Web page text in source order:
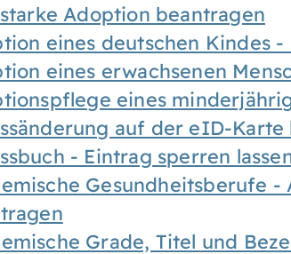
Adoption beantragen
eines deutschen Kindes
eines erwachsenen
eines
auf der eID-Karte
- Eintrag sperren
Gesundheitsberufe
Grade, Titel und